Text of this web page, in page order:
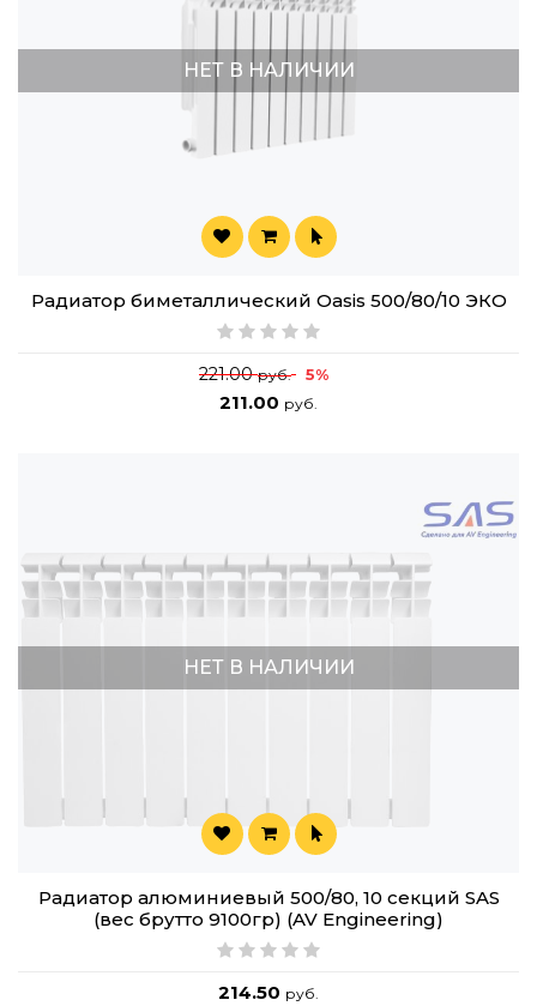
НЕТ В НАЛИЧИИ
Радиатор биметаллический Oasis 500/80/10 ЭКО
221.00руб. 5%
211.00 руб.
НЕТ В НАЛИЧИИ
Радиатор алюминиевый 500/80, 10 секций SAS
(вес брутто 9100гр) (AV Engineering)
214.50 руб.